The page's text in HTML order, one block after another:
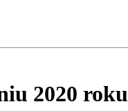
2020 roku